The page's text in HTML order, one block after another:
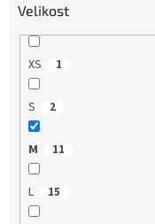
Velikost
XS 1
S 2
M 11
L 15